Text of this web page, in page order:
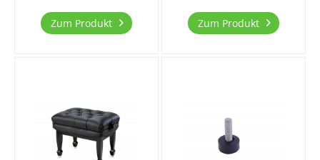
Höheneinstellung. Die
Sitzfläche hebt sich
Zum Produkt
richtige Wahl. Natürlich
ist auch diese Bank in
Zum Produkt